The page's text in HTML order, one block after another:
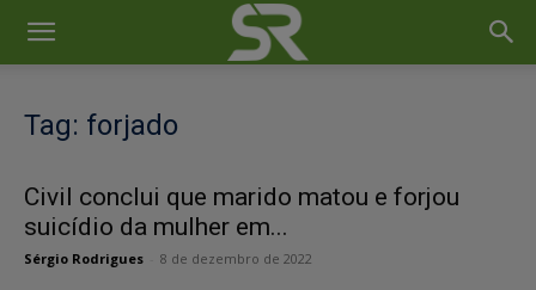
Tag: forjado
Civil conclui que marido matou e forjou
suicídio da mulher em...
Sérgio Rodrigues 8 de dezembro de 2022